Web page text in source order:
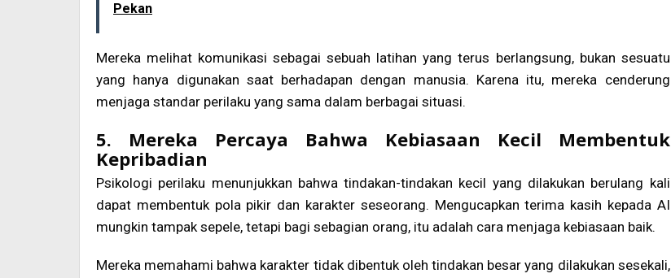
Pekan
Mereka melihat komunikasi sebagai sebuah latihan yang terus berlangsung, bukan sesuatu
yang hanya digunakan saat berhadapan dengan manusia. Karena itu, mereka cenderung
menjaga standar perilaku yang sama dalam berbagai situasi.
5. Mereka Percaya Bahwa Kebiasaan Kecil Membentuk
Kepribadian
Psikologi perilaku menunjukkan bahwa tindakan-tindakan kecil yang dilakukan berulang kali
dapat membentuk pola pikir dan karakter seseorang. Mengucapkan terima kasih kepada AI
mungkin tampak sepele, tetapi bagi sebagian orang, itu adalah cara menjaga kebiasaan baik.
Mereka memahami bahwa karakter tidak dibentuk oleh tindakan besar yang dilakukan sesekali,